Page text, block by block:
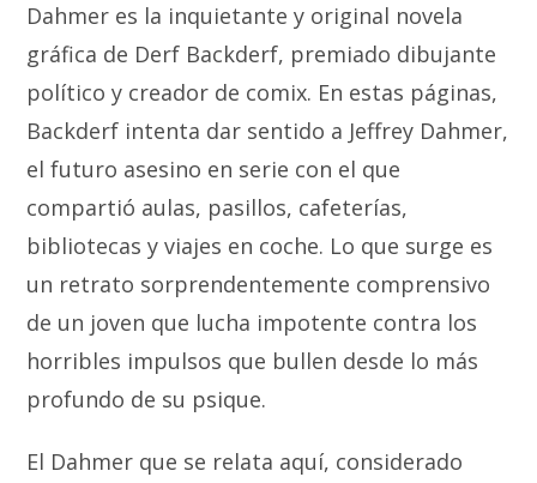
Dahmer es la inquietante y original novela
gráfica de Derf Backderf, premiado dibujante
político y creador de comix. En estas páginas,
Backderf intenta dar sentido a Jeffrey Dahmer,
el futuro asesino en serie con el que
compartió aulas, pasillos, cafeterías,
bibliotecas y viajes en coche. Lo que surge es
un retrato sorprendentemente comprensivo
de un joven que lucha impotente contra los
horribles impulsos que bullen desde lo más
profundo de su psique.
El Dahmer que se relata aquí, considerado